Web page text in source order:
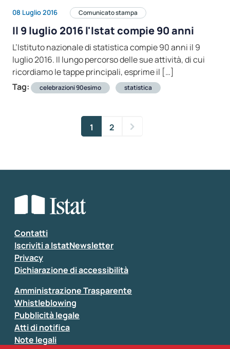
08 Luglio 2016 Comunicato stampa
Il 9 luglio 2016 l'Istat compie 90 anni
L’Istituto nazionale di statistica compie 90 anni il 9
luglio 2016. Il lungo percorso delle sue attività, di cui
ricordiamo le tappe principali, esprime il […]
Tag:
celebrazioni 90esimo statistica
1 2
Contatti
Iscriviti a IstatNewsletter
Privacy
Dichiarazione di accessibilità
Amministrazione Trasparente
Whistleblowing
Pubblicità legale
Atti di notifica
Note legali